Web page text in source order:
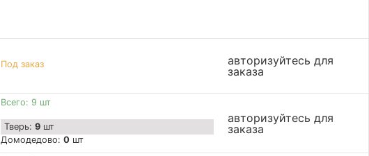
Под заказ
авторизуйтесь для
заказа
Всего: 9 шт
Тверь: 9шт
Домодедово: 0шт
авторизуйтесь для
заказа